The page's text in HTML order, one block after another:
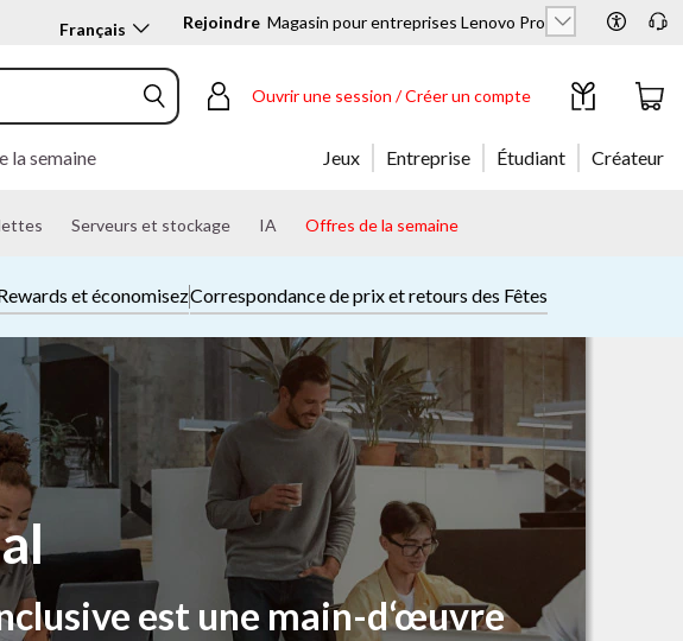
Français Rejoindre Magasin pour entreprises Lenovo Pro
Ouvrir une session / Créer un compte
la semaine Jeux Entreprise Étudiant Créateur
Serveurs et stockage IA Offres de la semaine
et économisezCorrespondance de prix et retours des Fêtes
est une main-d‘œuvre